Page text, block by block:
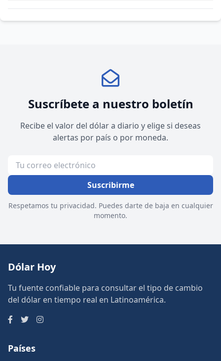
Suscríbete a nuestro boletín
Recibe el valor del dólar a diario y elige si deseas
alertas por país o por moneda.
Suscribirme
Respetamos tu privacidad. Puedes darte de baja en cualquier
momento.
Dólar Hoy
Tu fuente confiable para consultar el tipo de cambio
del dólar en tiempo real en Latinoamérica.
Países